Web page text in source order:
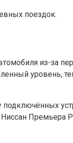
поездок.
из-за
уровень,
Премьера